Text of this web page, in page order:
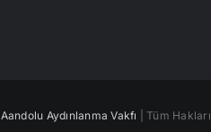
Aandolu Aydınlanma Vakfı | Tüm